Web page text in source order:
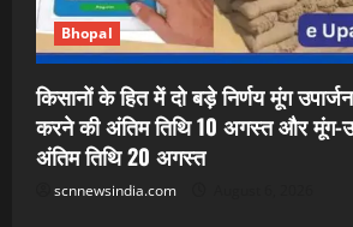
Bhopal
किसानों के हित में दो बड़े निर्णय मूंग
करने की अंतिम तिथि 10 अगस्त और मूंग-
अंतिम तिथि 20 अगस्त
scnnewsindia.com